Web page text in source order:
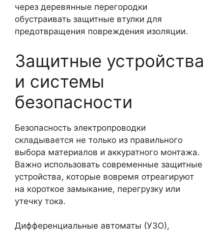
через деревянные перегородки
обустраивать защитные втулки для
предотвращения повреждения изоляции.
Защитные устройства
и системы
безопасности
Безопасность электропроводки
складывается не только из правильного
выбора материалов и аккуратного монтажа.
Важно использовать современные защитные
устройства, которые вовремя отреагируют
на короткое замыкание, перегрузку или
утечку тока.
Дифференциальные автоматы (УЗО),